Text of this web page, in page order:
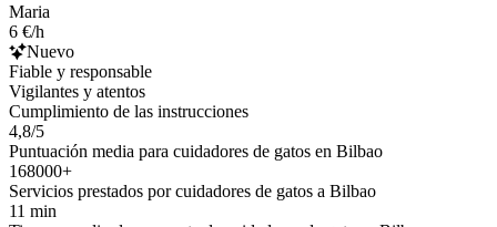
Maria
6 €/h
Nuevo
Fiable y responsable
Vigilantes y atentos
Cumplimiento de las instrucciones
4,8/5
Puntuación media para cuidadores de gatos en Bilbao
168000+
Servicios prestados por cuidadores de gatos a Bilbao
11 min